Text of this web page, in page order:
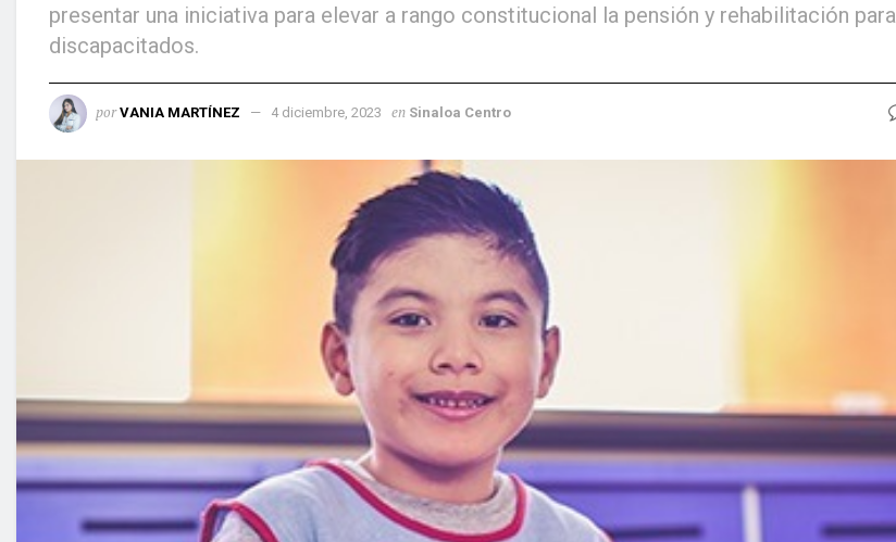
presentar una iniciativa para elevar a rango constitucional la pensión y rehabilitación para
discapacitados.
por VANIA MARTÍNEZ 4 diciembre, 2023 en Sinaloa Centro